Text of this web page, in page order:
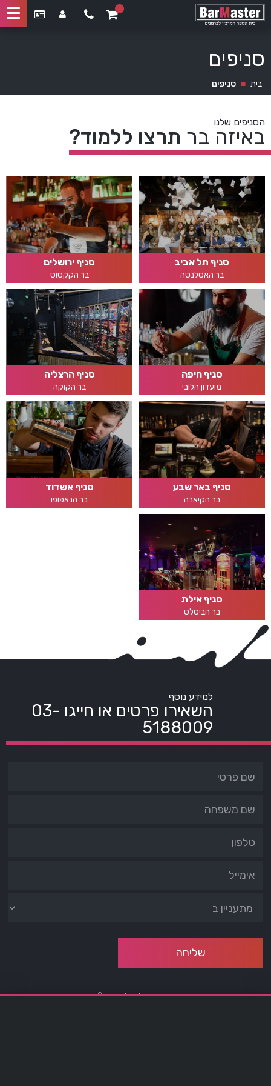
סניפים
בית ■ סניפים
הסניפים שלנו
באיזה בר תרצו ללמוד?
סניף תל אביב
בר האטלנטה
סניף ירושלים
בר הקקטוס
סניף חיפה
מועדון הלובי
סניף הרצליה
בר הקוקה
סניף באר שבע
בר הקיארה
סניף אשדוד
בר הנאפופו
סניף אילת
בר הביטלס
למידע נוסף
השאירו פרטים או חייגו 03-
5188009
מעוניינים לבטל עסקה?